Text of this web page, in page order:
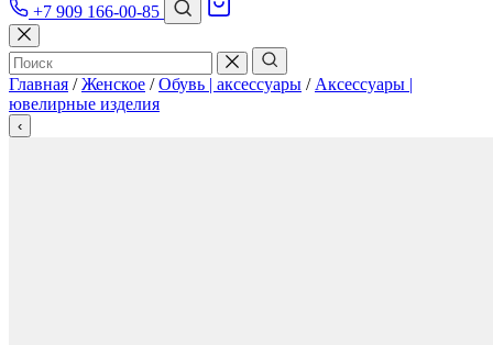
+7 909 166-00-85
Главная / Женское / Обувь | аксессуары / Аксессуары |
ювелирные изделия
‹